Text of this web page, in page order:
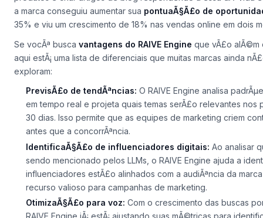
a marca conseguiu aumentar sua pontuaÃ§Ã£o de
35% e viu um crescimento de 18% nas vendas online em dois
Se vocÃª busca vantagens do RAIVE Engine que vÃ£o alÃ©m
aqui estÃ¡ uma lista de diferenciais que muitas marcas ainda
exploram:
PrevisÃ£o de tendÃªncias: O RAIVE Engine analisa
em tempo real e projeta quais temas serÃ£o relevantes nos
30 dias. Isso permite que as equipes de marketing criem
antes que a concorrÃªncia.
IdentificaÃ§Ã£o de influenciadores digitais: Ao analisar
sendo mencionado pelos LLMs, o RAIVE Engine ajuda a
influenciadores estÃ£o alinhados com a audiÃªncia da marca
recurso valioso para campanhas de marketing.
OtimizaÃ§Ã£o para voz: Com o crescimento das buscas